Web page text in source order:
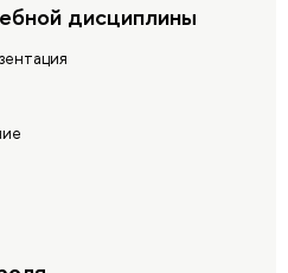
дисциплины